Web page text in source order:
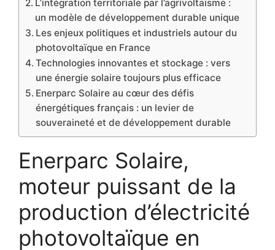
L’intégration territoriale par l’agrivoltaïsme :
un modèle de développement durable unique
Les enjeux politiques et industriels autour du
photovoltaïque en France
Technologies innovantes et stockage : vers
une énergie solaire toujours plus efficace
Enerparc Solaire au cœur des défis
énergétiques français : un levier de
souveraineté et de développement durable
Enerparc Solaire,
moteur puissant de la
production d’électricité
photovoltaïque en